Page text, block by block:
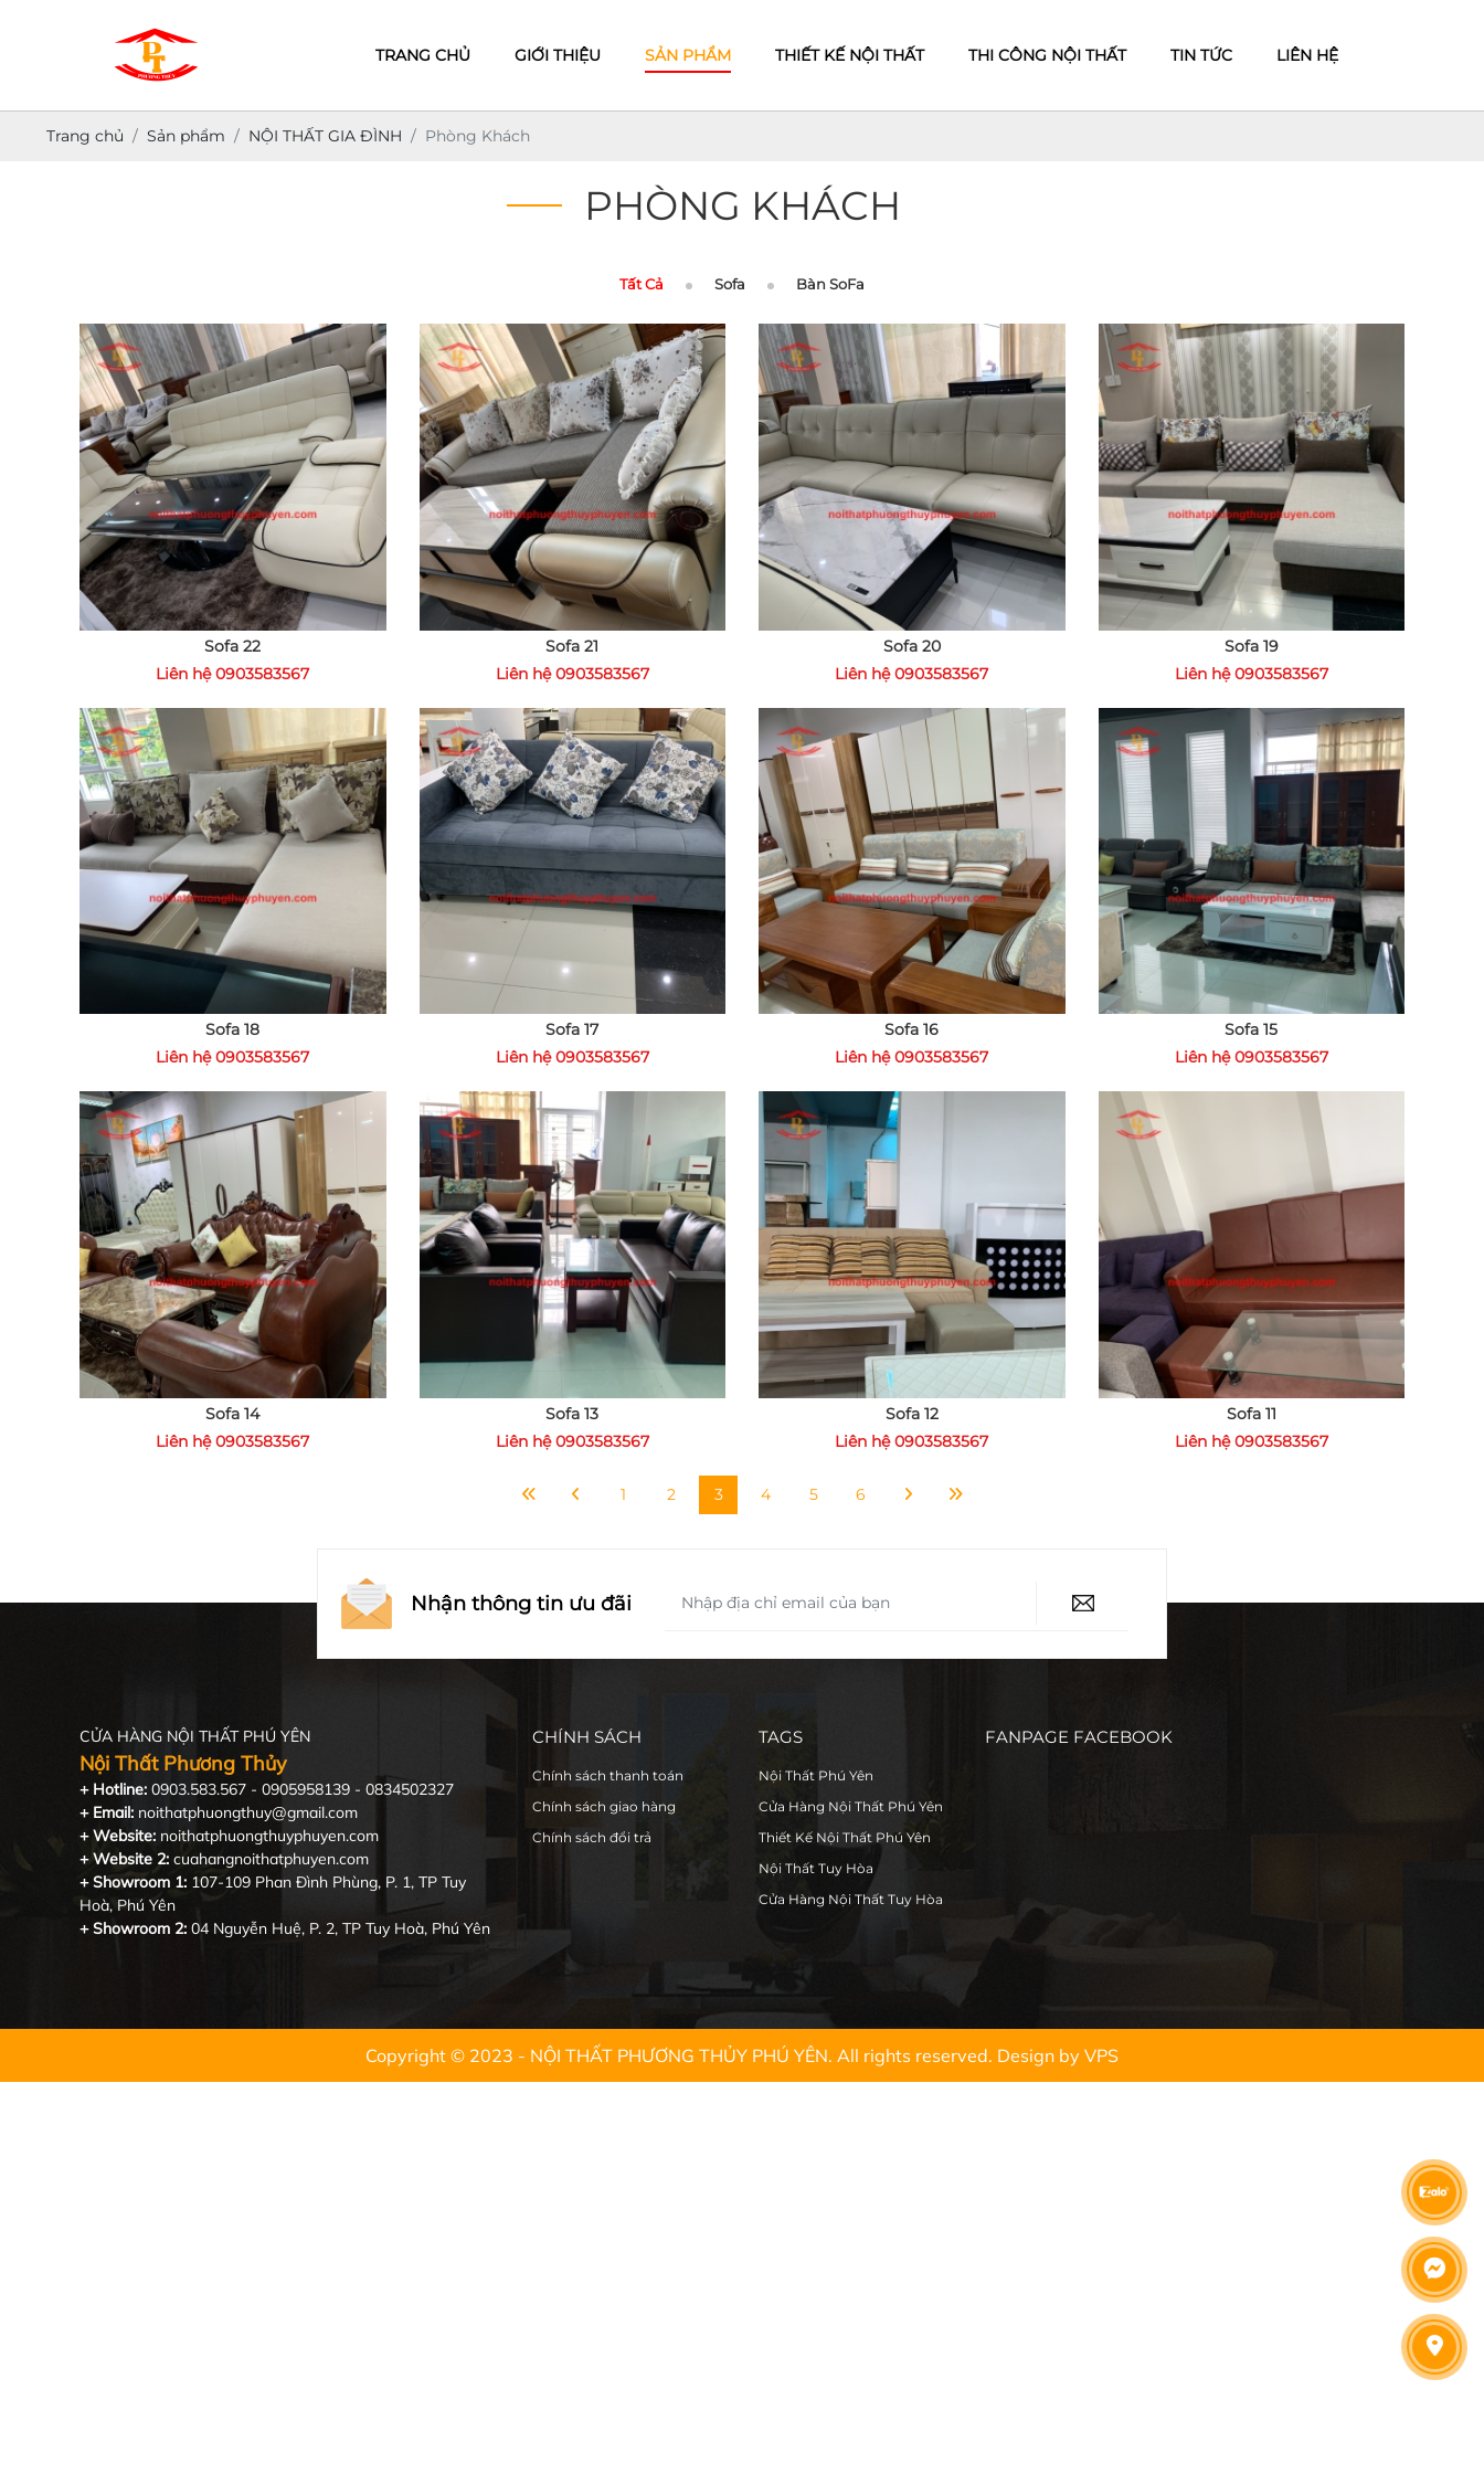
TRANG CHỦ GIỚI THIỆU SẢN PHẨM THIẾT KẾ NỘI THẤT THI CÔNG NỘI THẤT TIN TỨC LIÊN HỆ
Trang chủ Sản phẩm NỘI THẤT GIA ĐÌNH Phòng Khách
PHÒNG KHÁCH
Tất Cả Sofa Bàn SoFa
Sofa 22
Liên hệ 0903583567
Sofa 21
Liên hệ 0903583567
Sofa 20
Liên hệ 0903583567
Sofa 19
Liên hệ 0903583567
Sofa 18
Liên hệ 0903583567
Sofa 17
Liên hệ 0903583567
Sofa 16
Liên hệ 0903583567
Sofa 15
Liên hệ 0903583567
Sofa 14
Liên hệ 0903583567
Sofa 13
Liên hệ 0903583567
Sofa 12
Liên hệ 0903583567
Sofa 11
Liên hệ 0903583567
1 2 3 4 5 6
Nhận thông tin ưu đãi
CỬA HÀNG NỘI THẤT PHÚ YÊN
Nội Thất Phương Thủy
+ Hotline: 0903.583.567 - 0905958139 - 0834502327
+ Email: noithatphuongthuy@gmail.com
+ Website: noithatphuongthuyphuyen.com
+ Website 2: cuahangnoithatphuyen.com
+ Showroom 1: 107-109 Phan Đình Phùng, P. 1, TP Tuy
Hoà, Phú Yên
+ Showroom 2: 04 Nguyễn Huệ, P. 2, TP Tuy Hoà, Phú Yên
CHÍNH SÁCH
Chính sách thanh toán
Chính sách giao hàng
Chính sách đổi trả
TAGS
Nội Thất Phú Yên
Cửa Hàng Nội Thất Phú Yên
Thiết Kế Nội Thất Phú Yên
Nội Thất Tuy Hòa
Cửa Hàng Nội Thất Tuy Hòa
FANPAGE FACEBOOK
Copyright © 2023 - NỘI THẤT PHƯƠNG THỦY PHÚ YÊN. All rights reserved. Design by VPS